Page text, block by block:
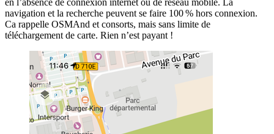
en l’absence de connexion internet ou de réseau mobile. La
navigation et la recherche peuvent se faire 100 % hors connexion.
Ca rappelle OSMAnd et consorts, mais sans limite de
téléchargement de carte. Rien n’est payant !